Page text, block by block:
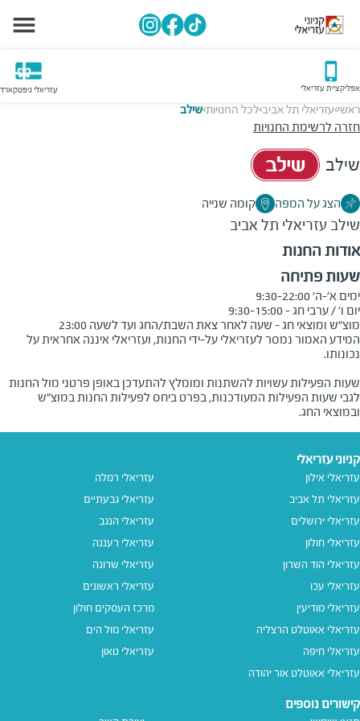
אפליקציית עזריאלי עזריאלי גיפטקארד
ראשי>עזריאלי תל אביב>לכל החנויות>שילב
חזרה לרשימת החנויות
שילב
הצג על המפה קומה שנייה
שילבעזריאלי תל אביב
אודות החנות
שעות פתיחה
מוצ"ש ומוצאי חג - שעה לאחר צאת השבת/החג ועד לשעה 23:00
המידע האמור נמסר לעזריאלי על-ידי החנות, ועזריאלי איננה אחראית על
שעות הפעילות עשויות להשתנות ומומלץ להתעדכן באופן פרטני מול החנות
לגבי שעות הפעילות המעודכנות, בפרט ביחס לפעילות החנות במוצ"ש
ובמוצאי החג.
קניוני עזריאלי
עזריאלי אילון
עזריאלי תל אביב
עזריאלי ירושלים
עזריאלי חולון
עזריאלי הוד השרון
עזריאלי עכו
עזריאלי מודיעין
עזריאלי אאוטלט הרצליה
עזריאלי חיפה
עזריאלי אאוטלט אור יהודה
עזריאלי רמלה
עזריאלי גבעתיים
עזריאלי הנגב
עזריאלי רעננה
עזריאלי שרונה
עזריאלי ראשונים
מרכז העסקים חולון
עזריאלי מול הים
עזריאלי טאון
קישורים נוספים